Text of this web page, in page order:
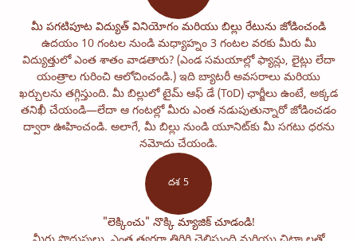
మీ పగటిపూట విద్యుత్ వినియోగం మరియు బిల్లు రేటును జోడించండి
ఉదయం 10 గంటల నుండి మధ్యాహ్నం 3 గంటల వరకు మీరు మీ
విద్యుత్తులో ఎంత శాతం వాడతారు? (ఎండ సమయాల్లో ఫ్యాన్లు, లైట్లు లేదా
యంత్రాల గురించి ఆలోచించండి.) ఇది బ్యాటరీ అవసరాలు మరియు
ఖర్చులను తగ్గిస్తుంది. మీ బిల్లులో టైమ్ ఆఫ్ డే (ToD) ఛార్జీలు ఉంటే, అక్కడ
తనిఖీ చేయండి—లేదా ఆ గంటల్లో మీరు ఎంత నడుపుతున్నారో జోడించడం
ద్వారా ఊహించండి. అలాగే, మీ బిల్లు నుండి యూనిట్‌కు మీ సగటు ధరను
నమోదు చేయండి.
దశ 5
"లెక్కించు" నొక్కి మ్యాజిక్ చూడండి!